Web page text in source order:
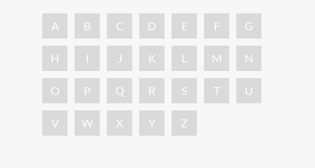
A B C D E F G
H I J K L M N
O P Q R S T U
V W X Y Z